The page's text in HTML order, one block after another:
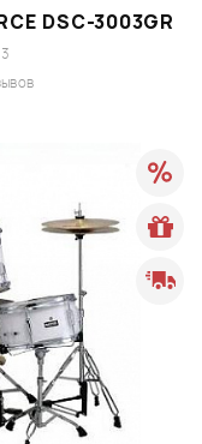
DSC-3003GR